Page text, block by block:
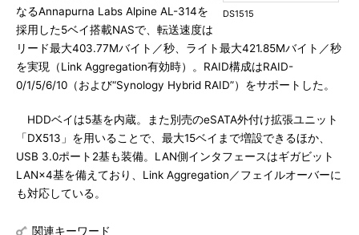
DS1515
なるAnnapurna Labs Alpine AL-314を
採用した5ベイ搭載NASで、転送速度は
リード最大403.77Mバイト／秒、ライト最大421.85Mバイト／秒
を実現（Link Aggregation有効時）。RAID構成はRAID-
0/1/5/6/10（および“Synology Hybrid RAID”）をサポートした。
HDDベイは5基を内蔵。また別売のeSATA外付け拡張ユニット
「DX513」を用いることで、最大15ベイまで増設できるほか、
USB 3.0ポート2基も装備。LAN側インタフェースはギガビット
LAN×4基を備えており、Link Aggregation／フェイルオーバーに
も対応している。
関連キーワード